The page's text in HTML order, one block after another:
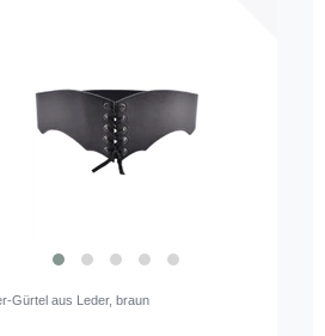
Gürtel aus Leder, braun